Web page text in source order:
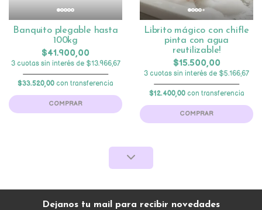
Banquito plegable hasta
100kg
$41.900,00
3 cuotas sin interés de $13.966,67
$33.520,00 con transferencia
COMPRAR
Librito mágico con chifle
pinta con agua
reutilizable!
$15.500,00
3 cuotas sin interés de $5.166,67
$12.400,00con transferencia
COMPRAR
Dejanos tu mail para recibir novedades